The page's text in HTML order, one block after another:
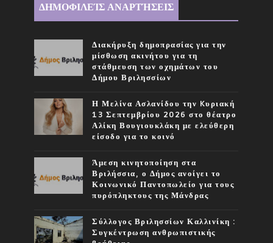
ΔΗΜΟΦΙΛΕΊΣ ΑΝΑΡΤΉΣΕΙΣ
Διακήρυξη δημοπρασίας για την
μίσθωση ακινήτου για τη
στάθμευση των οχημάτων του
Δήμου Βριλησσίων
Η Μελίνα Ασλανίδου την Kυριακή
13 Σεπτεμβρίου 2026 στο θέατρο
Αλίκη Βουγιουκλάκη με ελεύθερη
είσοδο για το κοινό
Άμεση κινητοποίηση στα
Βριλήσσια, ο Δήμος ανοίγει το
Κοινωνικό Παντοπωλείο για τους
πυρόπληκτους της Μάνδρας
Σύλλογος Βριλησσίων Καλλινίκη :
Συγκέντρωση ανθρωπιστικής